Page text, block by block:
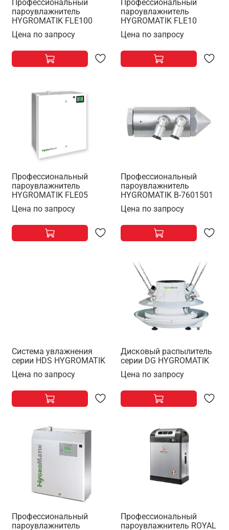
Профессиональный
пароувлажнитель
HYGROMATIK FLE100
Цена по запросу
Профессиональный
пароувлажнитель
HYGROMATIK FLE10
Цена по запросу
Профессиональный
пароувлажнитель
HYGROMATIK FLE05
Цена по запросу
Профессиональный
пароувлажнитель
HYGROMATIK B-7601501
Цена по запросу
Система увлажнения
серии HDS HYGROMATIK
Цена по запросу
Дисковый распылитель
серии DG HYGROMATIK
Цена по запросу
Профессиональный
пароувлажнитель
Профессиональный
пароувлажнитель ROYAL